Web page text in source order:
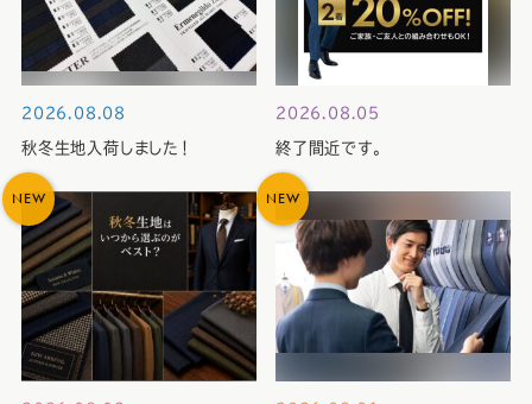
2026.08.08
秋冬生地入荷しました！
2026.08.05
終了間近です。
NEW NEW